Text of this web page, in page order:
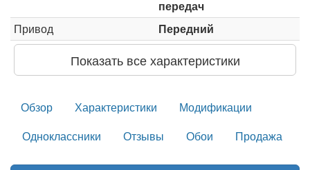
передач
Привод
Передний
Показать все характеристики
Обзор Характеристики
Модификации
Одноклассники
Отзывы Обои Продажа